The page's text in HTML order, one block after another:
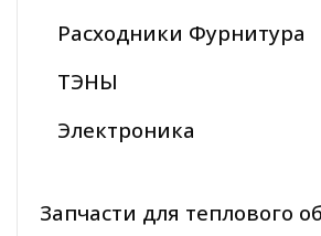
Расходники Фурнитура
ТЭНЫ
Электроника
Запчасти для теплового